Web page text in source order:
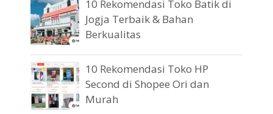
10 Rekomendasi Toko Batik di
Jogja Terbaik & Bahan
Berkualitas
10 Rekomendasi Toko HP
Second di Shopee Ori dan
Murah